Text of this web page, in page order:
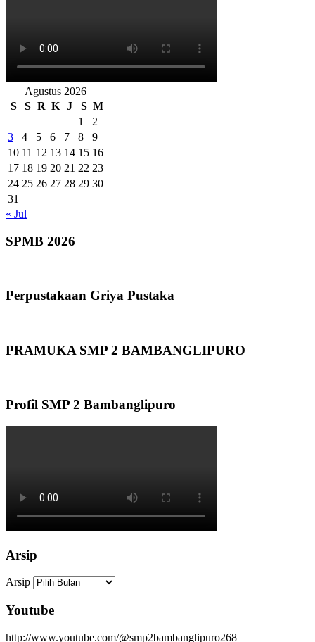
Agustus 2026
S
S R K J S M
1
2
3
4 5 6 7 8
9
10 11 12 13 14 15 16
17 18 19 20 21 22 23
24 25 26 27 28 29 30
31
« Jul
SPMB 2026
Perpustakaan Griya Pustaka
PRAMUKA SMP 2 BAMBANGLIPURO
Profil SMP 2 Bambanglipuro
Arsip
Arsip
Youtube
http://www.youtube.com/@smp2bambanglipuro268